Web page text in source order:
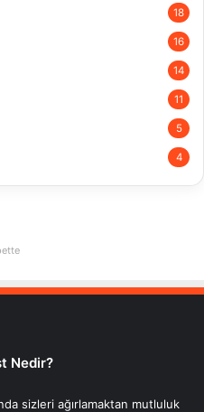
18
16
14
11
5
4
Nedir?
sizleri ağırlamaktan mutluluk